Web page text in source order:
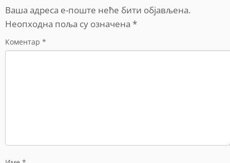
Ваша адреса е-поште неће бити објављена.
Неопходна поља су означена *
Коментар *